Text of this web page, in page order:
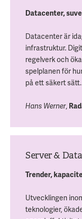
Datacenter,
Datacenter är
infrastruktur.
regelverk och
spelplanen för
på ett säkert sätt.
Hans Werner,
Server &
Trender,
Utvecklingen
teknologier,